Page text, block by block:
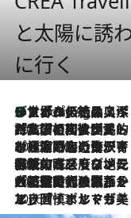
と太陽に誘
に行く
1 Hour Ago
リスボンの絶品スイーツ「パステル・デ・ナタ」とは？ポルトガル伝統の奥深い世界へ
2026.7.27
「私の祖国はポルトガル語です」国民的詩人フェルナンド・ペソアと、彼が愛した文学の街を歩く
2026.7.26
ポルトガル近海が育む極上の海の幸。キリリと冷えた白ワインと愉しむ、シーフード専門店の贅沢
2026.7.22
伝統の味をモダンに昇華。高感度な地元客が集う、リスボンの最旬ガストロノミー
2026.7.21
大航海時代の栄華から、震災、独裁、そして革命へ。ポルトガル・首都リスボンの石畳に刻まれた「歴史の光と影」
2026.7.13
エッセイ・ヤマザキマリ「慎ましくも美しき国 ポルトガル」